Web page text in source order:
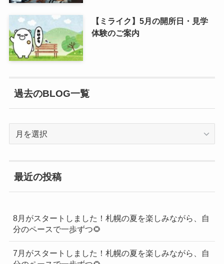
【ミライク】5月の開所日・見学
体験のご案内
過去のBLOG一覧
一
覧
最近の投稿
8月がスタートしました！札幌の夏を楽しみながら、自
分のペースで一歩ずつ🌻
7月がスタートしました！札幌の夏を楽しみながら、自